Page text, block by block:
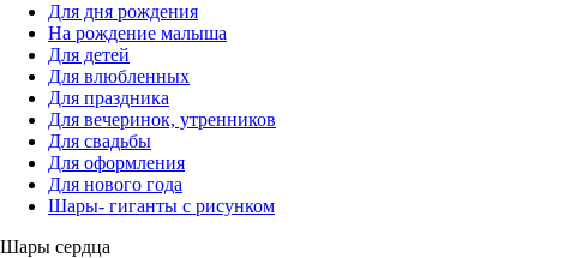
Для дня рождения
На рождение малыша
Для детей
Для влюбленных
Для праздника
Для вечеринок, утренников
Для свадьбы
Для оформления
Для нового года
Шары- гиганты с рисунком
Шары сердца